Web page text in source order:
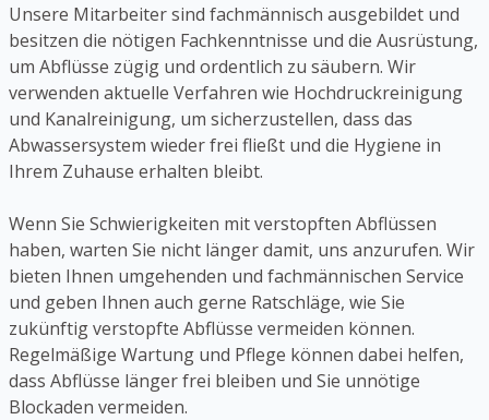
Unsere Mitarbeiter sind fachmännisch ausgebildet und
besitzen die nötigen Fachkenntnisse und die Ausrüstung,
um Abflüsse zügig und ordentlich zu säubern. Wir
verwenden aktuelle Verfahren wie Hochdruckreinigung
und Kanalreinigung, um sicherzustellen, dass das
Abwassersystem wieder frei fließt und die Hygiene in
Ihrem Zuhause erhalten bleibt.
Wenn Sie Schwierigkeiten mit verstopften Abflüssen
haben, warten Sie nicht länger damit, uns anzurufen. Wir
bieten Ihnen umgehenden und fachmännischen Service
und geben Ihnen auch gerne Ratschläge, wie Sie
zukünftig verstopfte Abflüsse vermeiden können.
Regelmäßige Wartung und Pflege können dabei helfen,
dass Abflüsse länger frei bleiben und Sie unnötige
Blockaden vermeiden.